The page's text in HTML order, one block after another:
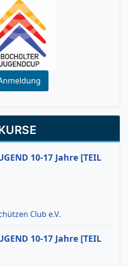
10-17 Jahre [TEIL
Club e.V.
10-17 Jahre [TEIL